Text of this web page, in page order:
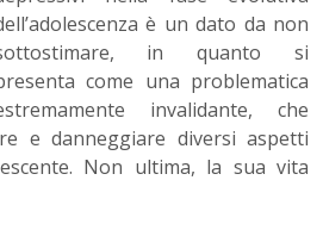
è un dato da non
in quanto si
come una problematica
invalidante, che
e danneggiare diversi aspetti
Non ultima, la sua vita